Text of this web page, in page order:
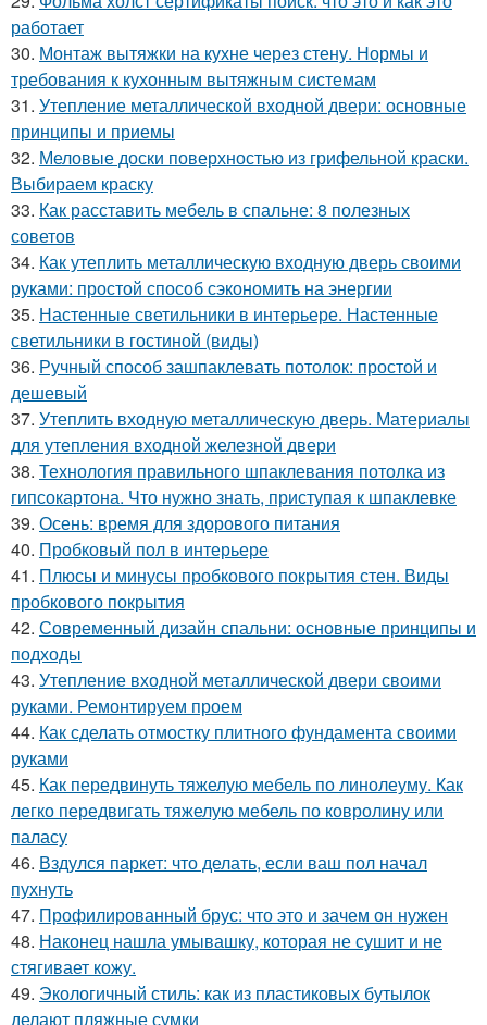
работает
30. Монтаж вытяжки на кухне через стену. Нормы и
требования к кухонным вытяжным системам
31. Утепление металлической входной двери: основные
принципы и приемы
32. Меловые доски поверхностью из грифельной краски.
Выбираем краску
33. Как расставить мебель в спальне: 8 полезных
советов
34. Как утеплить металлическую входную дверь своими
руками: простой способ сэкономить на энергии
35. Настенные светильники в интерьере. Настенные
светильники в гостиной (виды)
36. Ручный способ зашпаклевать потолок: простой и
дешевый
37. Утеплить входную металлическую дверь. Материалы
для утепления входной железной двери
38. Технология правильного шпаклевания потолка из
гипсокартона. Что нужно знать, приступая к шпаклевке
39. Осень: время для здорового питания
40. Пробковый пол в интерьере
41. Плюсы и минусы пробкового покрытия стен. Виды
пробкового покрытия
42. Современный дизайн спальни: основные принципы и
подходы
43. Утепление входной металлической двери своими
руками. Ремонтируем проем
44. Как сделать отмостку плитного фундамента своими
руками
45. Как передвинуть тяжелую мебель по линолеуму. Как
легко передвигать тяжелую мебель по ковролину или
паласу
46. Вздулся паркет: что делать, если ваш пол начал
пухнуть
47. Профилированный брус: что это и зачем он нужен
48. Наконец нашла умывашку, которая не сушит и не
стягивает кожу.
49. Экологичный стиль: как из пластиковых бутылок
делают пляжные сумки